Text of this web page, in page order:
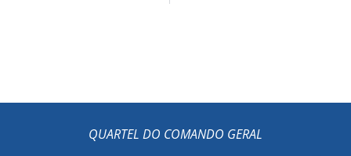
QUARTEL DO COMANDO GERAL